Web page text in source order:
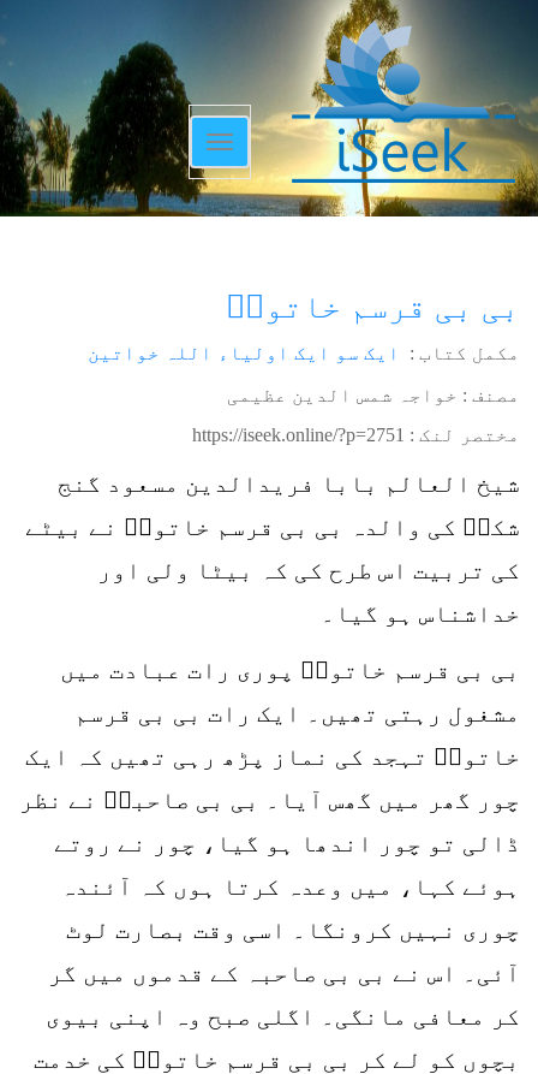
Toggle
navigation
بی بی قرسم خاتونؒ
مکمل کتاب : ایک سو ایک اولیاء اللہ خواتین
مصنف : خواجہ شمس الدین عظیمی
مختصر لنک : https://iseek.online/?p=2751
شیخ العالم بابا فریدالدین مسعود گنج
شکرؒ کی والدہ بی بی قرسم خاتونؒ نے بیٹے
کی تربیت اس طرح کی کہ بیٹا ولی اور
خداشناس ہو گیا۔
بی بی قرسم خاتونؒ پوری رات عبادت میں
مشغول رہتی تھیں۔ ایک رات بی بی قرسم
خاتونؒ تہجد کی نماز پڑھ رہی تھیں کہ ایک
چور گھر میں گھس آیا۔ بی بی صاحبہؒ نے نظر
ڈالی تو چور اندھا ہو گیا، چور نے روتے
ہوئے کہا، میں وعدہ کرتا ہوں کہ آئندہ
چوری نہیں کرونگا۔ اسی وقت بصارت لوٹ
آئی۔ اس نے بی بی صاحبہ کے قدموں میں گر
کر معافی مانگی۔ اگلی صبح وہ اپنی بیوی
بچوں کو لے کر بی بی قرسم خاتونؒ کی خدمت